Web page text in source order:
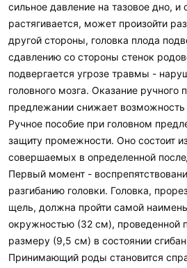
сильное давление на тазовое дно, и
растягивается, может произойти
другой стороны, головка плода
сдавлению со стороны стенок
подвергается угрозе травмы -
головного мозга. Оказание ручного
предлежании снижает возможность
Ручное пособие при головном
защиту промежности. Оно состоит
совершаемых в определенной
Первый момент -
разгибанию головки. Головка,
щель, должна пройти самой
окружностью (32 см), проведенной
размеру (9,5 см) в состоянии
Принимающий роды становится